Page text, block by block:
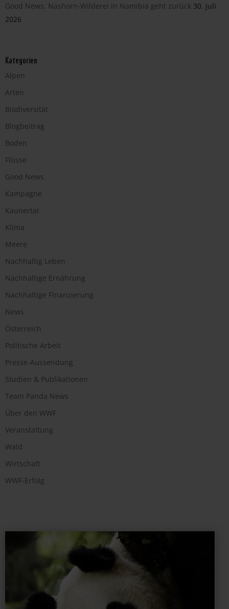
Good News: Nashorn-Wilderei in Namibia geht zurück 30. Juli
2026
Kategorien
Alpen
Arten
Biodiversität
Blogbeitrag
Boden
Flüsse
Good News
Kampagne
Kaunertal
Klima
Meere
Nachhaltig Leben
Nachhaltige Ernährung
Nachhaltige Finanzierung
News
Österreich
Politische Arbeit
Presse-Aussendung
Studien & Publikationen
Team Panda News
Über den WWF
Veranstaltung
Wald
Wirtschaft
WWF-Erfolg